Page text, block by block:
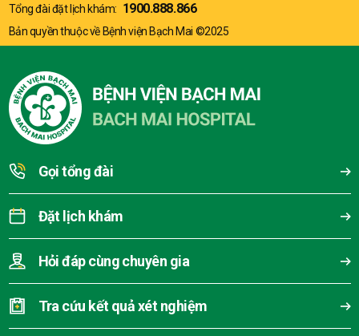
Tổng đài đặt lịch khám: 1900.888.866
Bản quyền thuộc về Bệnh viện Bạch Mai ©2025
Gọi tổng đài
Đặt lịch khám
Hỏi đáp cùng chuyên gia
Tra cứu kết quả xét nghiệm